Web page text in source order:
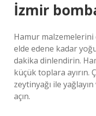
İzmir
Hamur
elde edene kadar
dakika dinlendirin.
küçük toplara ayırın.
zeytinyağı ile
açın.